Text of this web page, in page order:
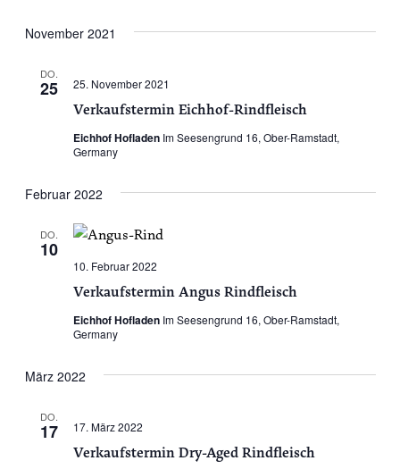
November 2021
DO.
25
Verkaufstermin Eichhof-Rindfleisch
25. November 2021
Eichhof Hofladen Im Seesengrund 16, Ober-Ramstadt,
Germany
Februar 2022
DO.
10
Verkaufstermin Angus Rindfleisch
10. Februar 2022
Eichhof Hofladen Im Seesengrund 16, Ober-Ramstadt,
Germany
März 2022
DO.
17
Verkaufstermin Dry-Aged Rindfleisch
17. März 2022